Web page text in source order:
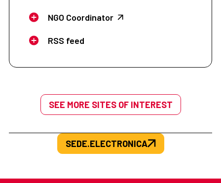
NGO Coordinator
RSS feed
SEE MORE SITES OF INTEREST
SEDE.ELECTRONICA